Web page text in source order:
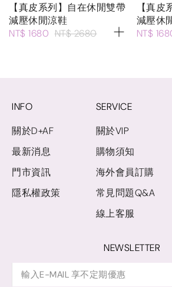
【真皮系列】自在休閒雙帶
減壓休閒涼鞋
NT$ 1680 NT$ 2680
【真
減壓休
NT$
INFO
關於D+AF
最新消息
門市資訊
隱私權政策
SERVICE
關於VIP
購物須知
海外會員訂購
常見問題Q&A
線上客服
NEWSLETTER